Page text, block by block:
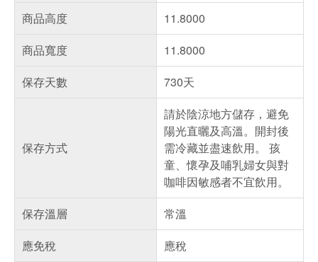
商品高度
11.8000
商品寬度
11.8000
保存天數
730天
保存方式
請於陰涼地方儲存，避免
陽光直曬及高溫。開封後
需冷藏並盡速飲用。 孩
童、懷孕及哺乳婦女與對
咖啡因敏感者不宜飲用。
保存溫層
常溫
應免稅
應稅